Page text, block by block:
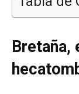
Bretaña,